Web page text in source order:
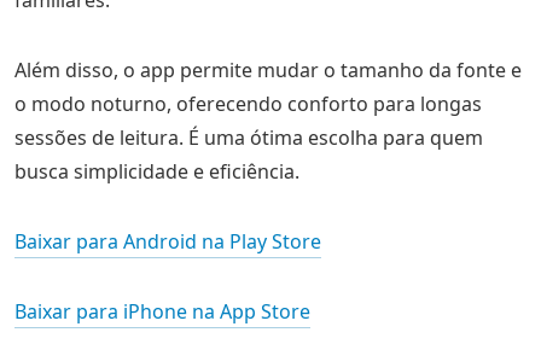
Além disso, o app permite mudar o tamanho da fonte e
o modo noturno, oferecendo conforto para longas
sessões de leitura. É uma ótima escolha para quem
busca simplicidade e eficiência.
Baixar para Android na Play Store
Baixar para iPhone na App Store